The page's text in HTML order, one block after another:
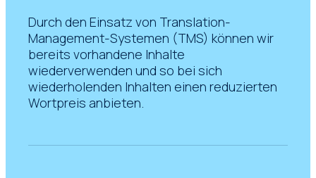
Durch den Einsatz von Translation-
Management-Systemen (TMS) können wir
bereits vorhandene Inhalte
wiederverwenden und so bei sich
wiederholenden Inhalten einen reduzierten
Wortpreis anbieten.